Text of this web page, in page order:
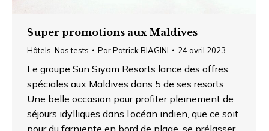
Super promotions aux Maldives
Hôtels, Nos tests ParPatrick BIAGINI 24 avril 2023
Le groupe Sun Siyam Resorts lance des offres
spéciales aux Maldives dans 5 de ses resorts.
Une belle occasion pour profiter pleinement de
séjours idylliques dans l’océan indien, que ce soit